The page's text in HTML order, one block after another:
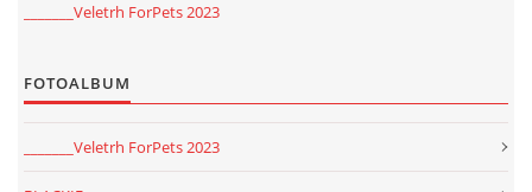
_______Veletrh ForPets 2023
FOTOALBUM
_______Veletrh ForPets 2023